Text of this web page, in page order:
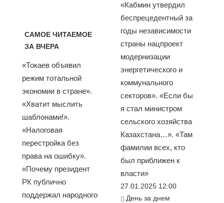
САМОЕ ЧИТАЕМОЕ
ЗА ВЧЕРА
«Токаев объявил
режим тотальной
экономии в стране».
«Хватит мыслить
шаблонами!».
«Налоговая
перестройка без
права на ошибку».
«Почему президент
РК публично
поддержал народного
«Кабмин утвердил
беспрецедентный за
годы независимости
страны нацпроект
модернизации
энергетического и
коммунального
секторов». «Если бы
я стал министром
сельского хозяйства
Казахстана…». «Там
фамилии всех, кто
был приближен к
власти»
27.01.2025 12:00
День за днем